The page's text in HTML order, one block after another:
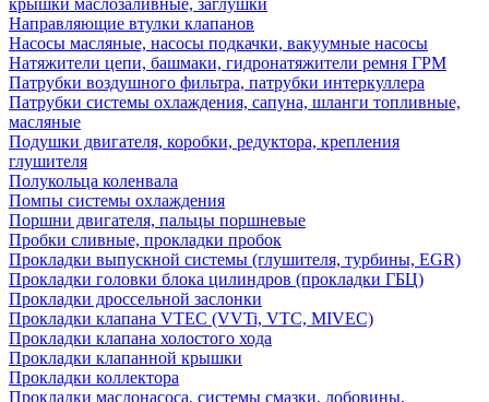
крышки маслозаливные, заглушки
Направляющие втулки клапанов
Насосы масляные, насосы подкачки, вакуумные насосы
Натяжители цепи, башмаки, гидронатяжители ремня ГРМ
Патрубки воздушного фильтра, патрубки интеркуллера
Патрубки системы охлаждения, сапуна, шланги топливные,
масляные
Подушки двигателя, коробки, редуктора, крепления
глушителя
Полукольца коленвала
Помпы системы охлаждения
Поршни двигателя, пальцы поршневые
Пробки сливные, прокладки пробок
Прокладки выпускной системы (глушителя, турбины, EGR)
Прокладки головки блока цилиндров (прокладки ГБЦ)
Прокладки дроссельной заслонки
Прокладки клапана VTEC (VVTi, VTC, MIVEC)
Прокладки клапана холостого хода
Прокладки клапанной крышки
Прокладки коллектора
Прокладки маслонасоса, системы смазки, лобовины,